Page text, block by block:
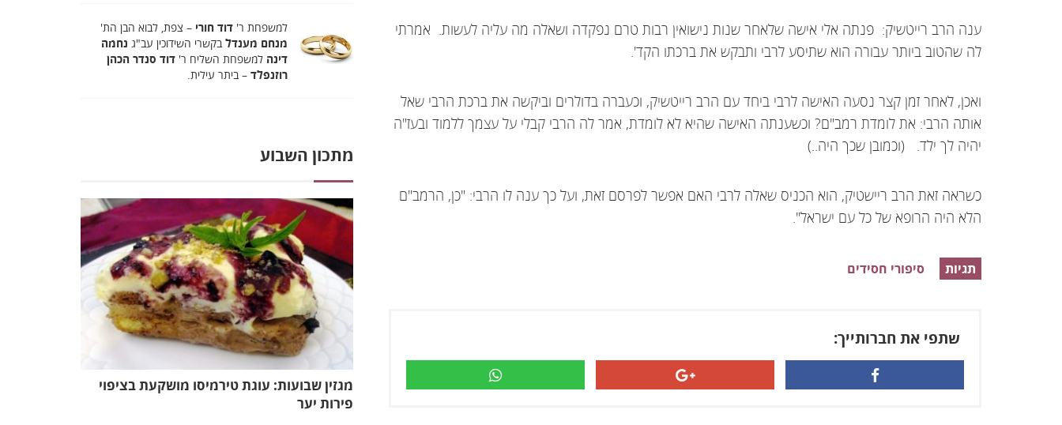
ענה הרב רייטשיק: פנתה אלי אישה שלאחר שנות נישואין רבות טרם נפקדה ושאלה מה עליה לעשות. אמרתי
לה שהטוב ביותר עבורה הוא שתיסע לרבי ותבקש את ברכתו הקד'.
ואכן, לאחר זמן קצר נסעה האישה לרבי ביחד עם הרב רייטשיק, וכעברה בדולרים וביקשה את ברכת הרבי שאל
אותה הרבי: את לומדת רמב"ם? וכשענתה האישה שהיא לא לומדת, אמר לה הרבי קבלי על עצמך ללמוד ובעז"ה
יהיה לך ילד. (וכמובן שכך היה..)
כשראה זאת הרב ריישטיק, הוא הכניס שאלה לרבי האם אפשר לפרסם זאת, ועל כך ענה לו הרבי: "כן, הרמב"ם
הלא היה הרופא של כל עם ישראל".
תגיות סיפורי חסידים
שתפי את חברותייך:
למשפחת ר' דוד חורי – צפת, לבוא הבן הת'
מנחם מענדלבקשרי השידוכין עב"ג נחמה
דינה למשפחת השליח ר' דוד סנדר הכהן
רוזנפלד– ביתר עילית.
מתכון השבוע
מגזין שבועות: עוגת טירמיסו מושקעת בציפוי
פירות יער